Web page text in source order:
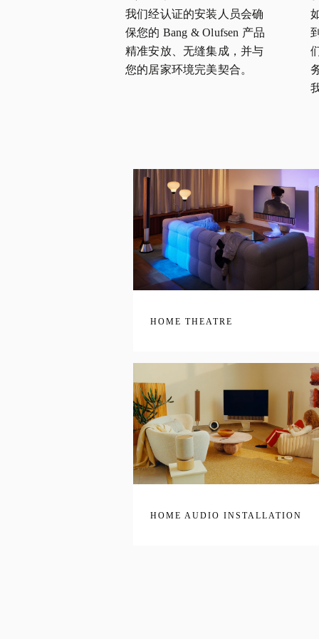
我们经认证的安装人员会确
保您的 Bang & Olufsen 产品
精准安放、无缝集成，并与
您的居家环境完美契合。
HOME THEATRE
HOME AUDIO INSTALLATION